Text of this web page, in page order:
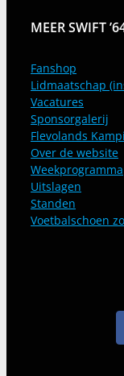
MEER SWIFT
Fanshop
Lidmaatschap
Vacatures
Sponsorgalerij
Flevolands
Over de website
Weekprogramma
Uitslagen
Standen
Voetbalschoen